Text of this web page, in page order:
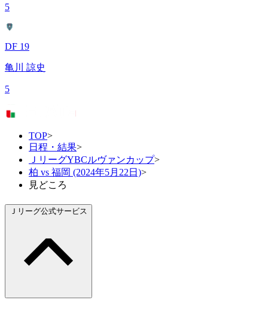
5
DF 19
亀川 諒史
5
TOP>
日程・結果>
ＪリーグYBCルヴァンカップ>
柏 vs 福岡 (2024年5月22日)>
見どころ
Ｊリーグ公式サービス